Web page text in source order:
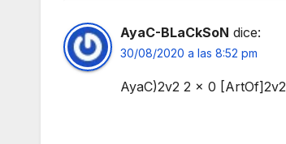
AyaC-BLaCkSoN dice:
30/08/2020 a las 8:52 pm
AyaC)2v2 2 x 0 [ArtOf]2v2